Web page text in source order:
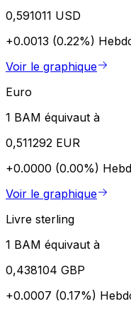
0,591011 USD
+0.0013 (0.22%)
Voir le graphique
Euro
1 BAM équivaut à
0,511292 EUR
+0.0000 (0.00%)
Voir le graphique
Livre sterling
1 BAM équivaut à
0,438104 GBP
+0.0007 (0.17%)